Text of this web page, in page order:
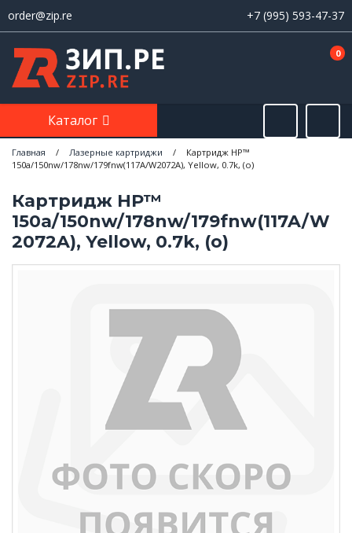
order@zip.re +7 (995) 593-47-37
0
Каталог
Главная / Лазерные картриджи /
Картридж HP™
150a/150nw/178nw/179fnw(117A/W2072A), Yellow, 0.7k, (o)
Картридж HP™
150a/150nw/178nw/179fnw(117A/W
2072A), Yellow, 0.7k, (o)